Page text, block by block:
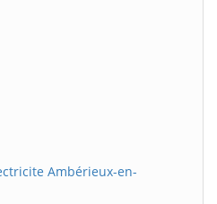
Ambérieux-en-